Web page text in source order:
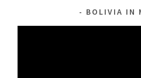
BOLIVIA IN